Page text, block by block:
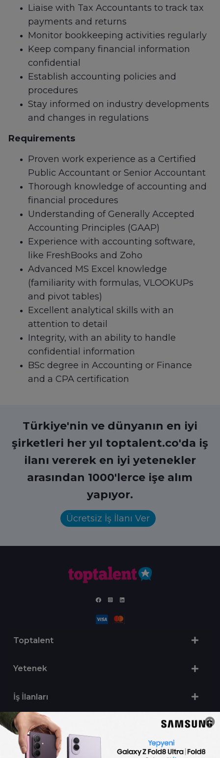
Liaise with Tax Accountants to track tax
payments and returns
Monitor bookkeeping activities regularly
Keep company financial information
confidential
Establish accounting policies and
procedures
Stay informed on industry developments
and changes in regulations
Requirements
Proven work experience as a Certified
Public Accountant or Senior Accountant
Thorough knowledge of accounting and
financial procedures
Understanding of Generally Accepted
Accounting Principles (GAAP)
Experience with accounting software,
like FreshBooks and Zoho
Advanced MS Excel knowledge
(familiarity with formulas, VLOOKUPs
and pivot tables)
Excellent analytical skills with an
attention to detail
Integrity, with an ability to handle
confidential information
BSc degree in Accounting or Finance
and a CPA certification
Türkiye'nin ve dünyanın en iyi
şirketleri her yıl toptalent.co'da iş
ilanı vererek en iyi yetenekler
arasından 1000'lerce işe alım
yapıyor.
Ücretsiz İş İlanı Ver
Toptalent
Yetenek
İş İlanları
Sertifika Programları
Yetenek Testleri